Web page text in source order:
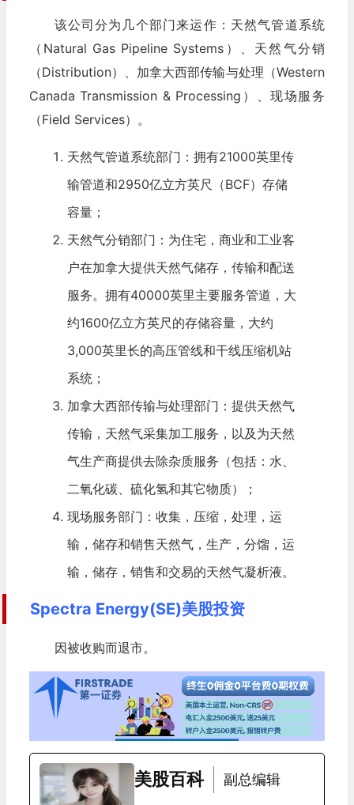
该公司分为几个部门来运作：天然气管道系统
（Natural Gas Pipeline Systems）、天然气分销
（Distribution）、加拿大西部传输与处理（Western
Canada Transmission & Processing）、现场服务
（Field Services）。
天然气管道系统部门：拥有21000英里传
输管道和2950亿立方英尺（BCF）存储
容量；
天然气分销部门：为住宅，商业和工业客
户在加拿大提供天然气储存，传输和配送
服务。拥有40000英里主要服务管道，大
约1600亿立方英尺的存储容量，大约
3,000英里长的高压管线和干线压缩机站
系统；
加拿大西部传输与处理部门：提供天然气
传输，天然气采集加工服务，以及为天然
气生产商提供去除杂质服务（包括：水、
二氧化碳、硫化氢和其它物质）；
现场服务部门：收集，压缩，处理，运
输，储存和销售天然气，生产，分馏，运
输，储存，销售和交易的天然气凝析液。
Spectra Energy(SE)美股投资
因被收购而退市。
美股百科 副总编辑